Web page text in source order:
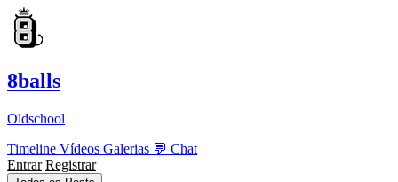
8balls
Oldschool
Timeline Vídeos Galerias 💬 Chat
Entrar Registrar